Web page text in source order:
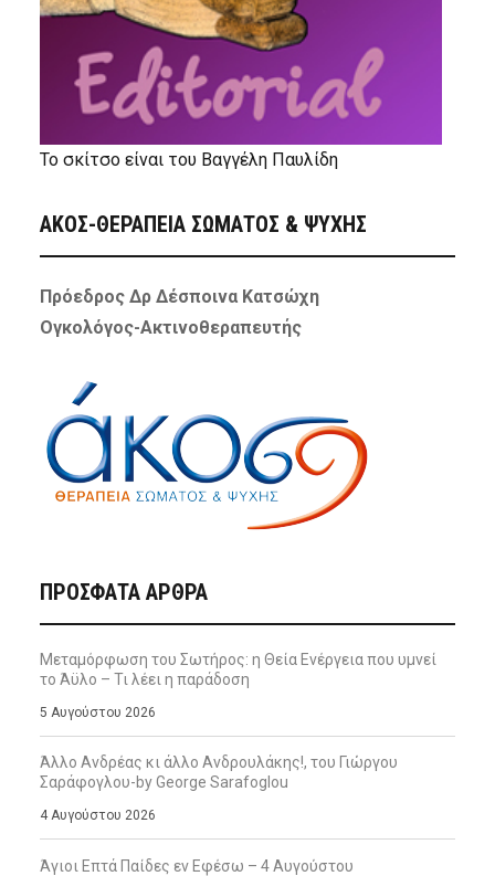
Το σκίτσο είναι του Βαγγέλη Παυλίδη
ΑΚΟΣ-ΘΕΡΑΠΕΙΑ ΣΩΜΑΤΟΣ & ΨΥΧΗΣ
Πρόεδρος Δρ Δέσποινα Κατσώχη
Ογκολόγος-Ακτινοθεραπευτής
ΠΡΌΣΦΑΤΑ ΆΡΘΡΑ
Μεταμόρφωση του Σωτήρος: η Θεία Ενέργεια που υμνεί
το Άϋλο – Τι λέει η παράδοση
5 Αυγούστου 2026
Άλλο Ανδρέας κι άλλο Ανδρουλάκης!, του Γιώργου
Σαράφογλου-by George Sarafoglou
4 Αυγούστου 2026
Άγιοι Επτά Παίδες εν Εφέσω – 4 Αυγούστου